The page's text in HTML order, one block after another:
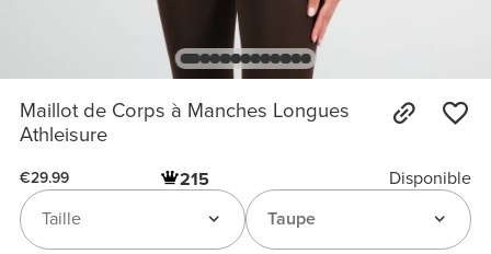
Maillot de Corps à Manches Longues
Athleisure
€29.99 215
Disponible
Taupe
Taille